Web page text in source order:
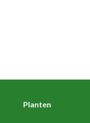
Planten